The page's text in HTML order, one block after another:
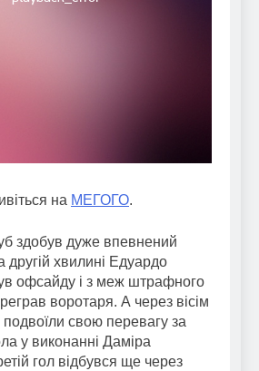
на МЕГОГО.
здобув дуже впевнений
хвилині Едуардо
офсайду і з меж штрафного
воротаря. А через вісім
подвоїли свою перевагу за
у виконанні Даміра
гол відбувся ще через